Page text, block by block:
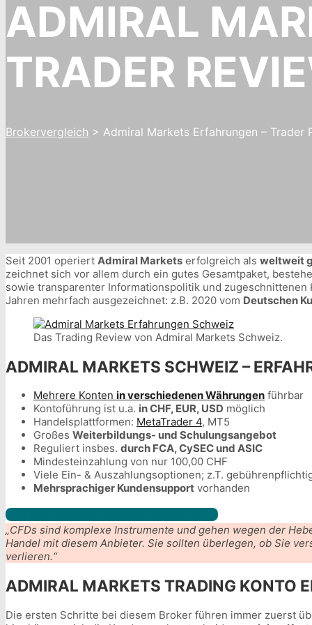
ADMIRAL
TRADER
Brokervergleich > Admiral Markets Erfahrungen – Trader
Seit 2001 operiert Admiral Markets erfolgreich als weltweit
zeichnet sich vor allem durch ein gutes Gesamtpaket,
sowie transparenter Informationspolitik und
Jahren mehrfach ausgezeichnet: z.B. 2020 vom Deutschen
Das Trading Review von Admiral Markets Schweiz.
ADMIRAL MARKETS SCHWEIZ –
Mehrere Konten in verschiedenen Währungen führbar
Kontoführung ist u.a. in CHF, EUR, USD möglich
Handelsplattformen: MetaTrader 4, MT5
Großes Weiterbildungs- und Schulungsangebot
Reguliert insbes. durch FCA, CySEC und ASIC
Mindesteinzahlung von nur 100,00 CHF
Viele Ein- & Auszahlungsoptionen; z.T.
Mehrsprachiger Kundensupport vorhanden
„CFDs sind komplexe Instrumente und gehen wegen der
Handel mit diesem Anbieter. Sie sollten überlegen, ob Sie
verlieren.“
ADMIRAL MARKETS TRADING KONTO
Die ersten Schritte bei diesem Broker führen immer zuerst